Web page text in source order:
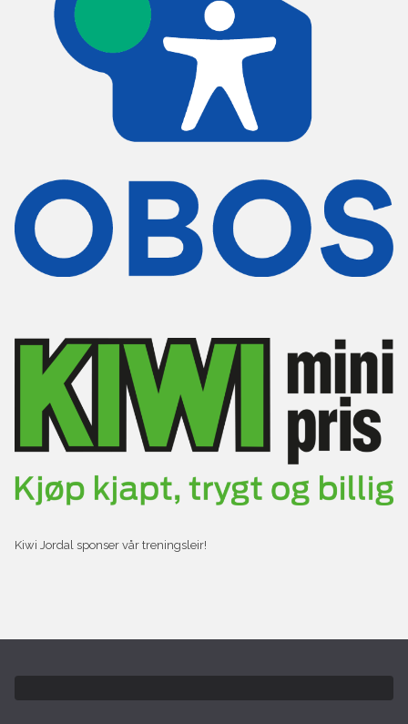
Kiwi Jordal sponser vår treningsleir!